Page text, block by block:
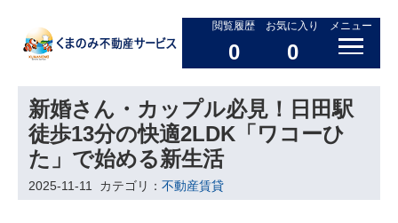
閲覧履歴
0
お気に入り
0
メニュー
新婚さん・カップル必見！日田駅
徒歩13分の快適2LDK「ワコーひ
た」で始める新生活
2025-11-11 カテゴリ： 不動産賃貸